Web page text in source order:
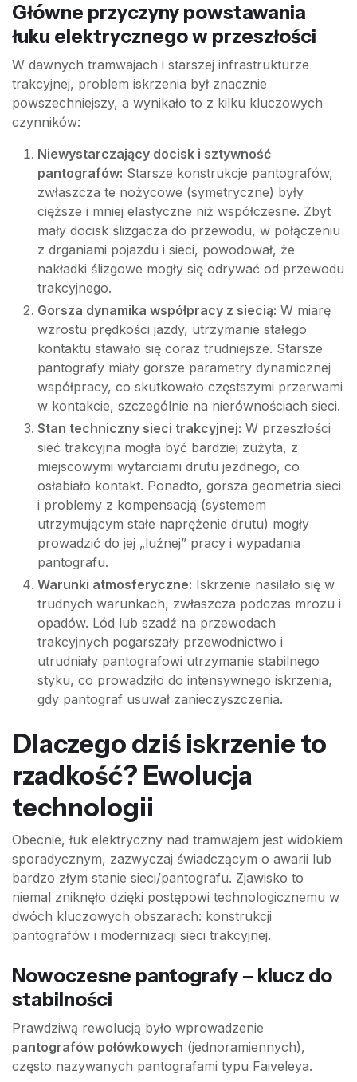
Główne przyczyny powstawania
łuku elektrycznego w przeszłości
W dawnych tramwajach i starszej infrastrukturze
trakcyjnej, problem iskrzenia był znacznie
powszechniejszy, a wynikało to z kilku kluczowych
czynników:
Niewystarczający docisk i sztywność
pantografów: Starsze konstrukcje pantografów,
zwłaszcza te nożycowe (symetryczne) były
cięższe i mniej elastyczne niż współczesne. Zbyt
mały docisk ślizgacza do przewodu, w połączeniu
z drganiami pojazdu i sieci, powodował, że
nakładki ślizgowe mogły się odrywać od przewodu
trakcyjnego.
Gorsza dynamika współpracy z siecią: W miarę
wzrostu prędkości jazdy, utrzymanie stałego
kontaktu stawało się coraz trudniejsze. Starsze
pantografy miały gorsze parametry dynamicznej
współpracy, co skutkowało częstszymi przerwami
w kontakcie, szczególnie na nierównościach sieci.
Stan techniczny sieci trakcyjnej: W przeszłości
sieć trakcyjna mogła być bardziej zużyta, z
miejscowymi wytarciami drutu jezdnego, co
osłabiało kontakt. Ponadto, gorsza geometria sieci
i problemy z kompensacją (systemem
utrzymującym stałe naprężenie drutu) mogły
prowadzić do jej „luźnej” pracy i wypadania
pantografu.
Warunki atmosferyczne: Iskrzenie nasilało się w
trudnych warunkach, zwłaszcza podczas mrozu i
opadów. Lód lub szadź na przewodach
trakcyjnych pogarszały przewodnictwo i
utrudniały pantografowi utrzymanie stabilnego
styku, co prowadziło do intensywnego iskrzenia,
gdy pantograf usuwał zanieczyszczenia.
Dlaczego dziś iskrzenie to
rzadkość? Ewolucja
technologii
Obecnie, łuk elektryczny nad tramwajem jest widokiem
sporadycznym, zazwyczaj świadczącym o awarii lub
bardzo złym stanie sieci/pantografu. Zjawisko to
niemal zniknęło dzięki postępowi technologicznemu w
dwóch kluczowych obszarach: konstrukcji
pantografów i modernizacji sieci trakcyjnej.
Nowoczesne pantografy – klucz do
stabilności
Prawdziwą rewolucją było wprowadzenie
pantografów połówkowych (jednoramiennych),
często nazywanych pantografami typu Faiveleya.